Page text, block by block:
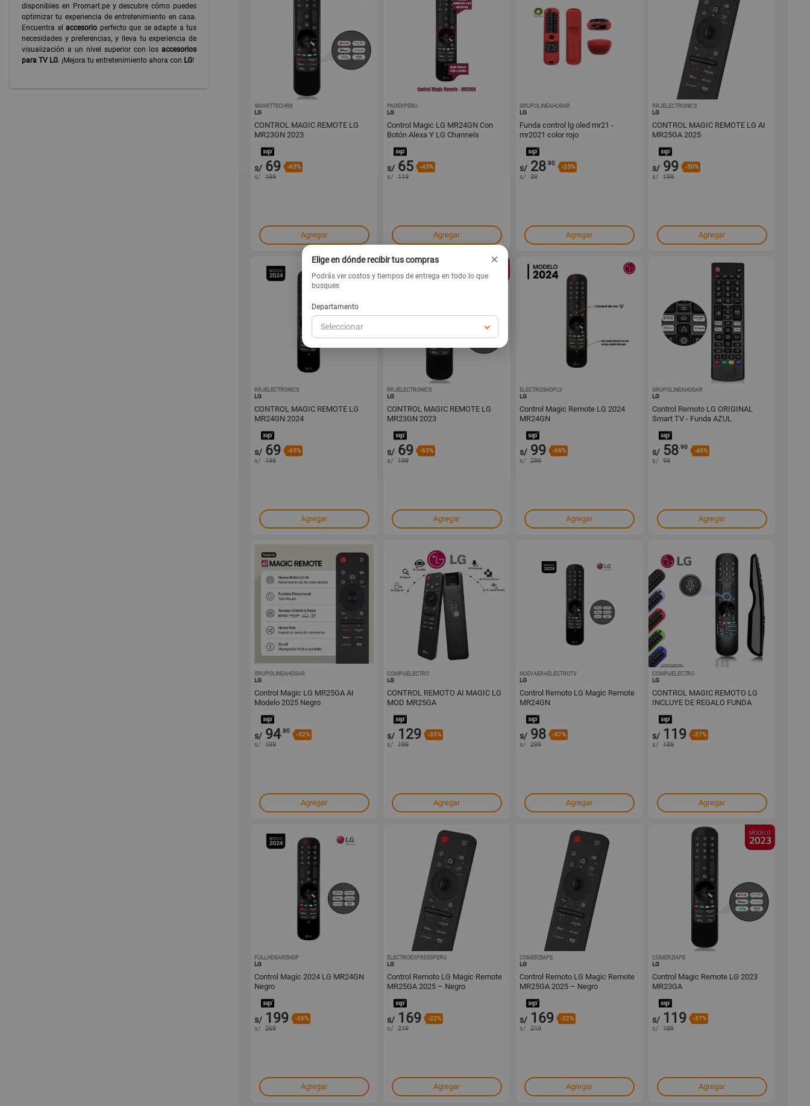
disponibles en Promart.pe y descubre cómo puedes
optimizar tu experiencia de entretenimiento en casa.
Encuentra el accesorio perfecto que se adapte a tus
necesidades y preferencias, y lleva tu experiencia de
visualización a un nivel superior con los accesorios
para TV LG. ¡Mejora tu entretenimiento ahora con LG!
SMARTTECHRB
LG
CONTROL MAGIC REMOTE LG
MR23GN 2023
s/ 69 -65%
s/ 199
Agregar
PADEXPERU
LG
Control Magic LG MR24GN Con
Botón Alexa Y LG Channels
s/ 65 -45%
s/ 119
Agregar
GRUPOLINEAHOGAR
LG
Funda control lg oled mr21 -
mr2021 color rojo
s/ 28.90
-25%
s/ 39
Agregar
RRJELECTRONICS
LG
CONTROL MAGIC REMOTE LG AI
MR25GA 2025
s/ 99 -50%
s/ 199
Agregar
RRJELECTRONICS
LG
CONTROL MAGIC REMOTE LG
MR24GN 2024
s/ 69 -65%
s/ 199
Agregar
RRJELECTRONICS
LG
CONTROL MAGIC REMOTE LG
MR23GN 2023
s/ 69 -65%
s/ 199
Agregar
ELECTROSHOPLV
LG
Control Magic Remote LG 2024
MR24GN
s/ 99 -66%
s/ 299
Agregar
GRUPOLINEAHOGAR
LG
Control Remoto LG ORIGINAL
Smart TV - Funda AZUL
s/ 58.90
-40%
s/ 99
Agregar
GRUPOLINEAHOGAR
LG
Control Magic LG MR25GA AI
Modelo 2025 Negro
s/ 94.90
-52%
s/ 199
Agregar
COMPUELECTRO
LG
CONTROL REMOTO AI MAGIC LG
MOD MR25GA
s/ 129 -35%
s/ 199
Agregar
NUEVAERAELECTROTV
LG
Control Remoto LG Magic Remote
MR24GN
s/ 98 -67%
s/ 299
Agregar
COMPUELECTRO
LG
CONTROL MAGIC REMOTO LG
INCLUYE DE REGALO FUNDA
s/ 119 -37%
s/ 189
Agregar
FULLHOGARSHOP
LG
Control Magic 2024 LG MR24GN
Negro
s/ 199 -26%
s/ 269
Agregar
ELECTROEXPRESSPERU
LG
Control Remoto LG Magic Remote
MR25GA 2025 – Negro
s/ 169 -22%
s/ 219
Agregar
COMERZIAPE
LG
Control Remoto LG Magic Remote
MR25GA 2025 – Negro
s/ 169 -22%
s/ 219
Agregar
COMERZIAPE
LG
Control Magic Remote LG 2023
MR23GA
s/ 119 -37%
s/ 189
Agregar
Elige en dónde recibir tus compras ×
Podrás ver costos y tiempos de entrega en todo lo que
busques
Departamento
Seleccionar